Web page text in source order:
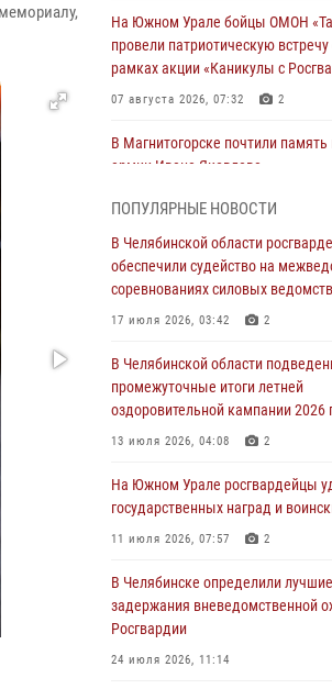
На Южном Урале бойцы ОМОН
провели патриотическую
рамках акции «Каникулы с
07 августа 2026, 07:32 2
В Магнитогорске почтили память
армии Ивана Яковлева
В Магнитогорске сотрудники
задержали рецидивиста за
из супермаркета
05 августа 2026, 06:06
На Южном Урале спецназ
военно-полевые сборы для
04 августа 2026, 10:03 1
воров в Челябинске
04 августа 2026, 10:00
задержали подозреваемого в
убийства
03 августа 2026, 11:41
ПОПУЛЯРНЫЕ НОВОСТИ
В Челябинской области
обеспечили судейство на
соревнованиях силовых ведомств
17 июля 2026, 03:42 2
В Челябинской области
промежуточные итоги летней
оздоровительной кампании 2026
13 июля 2026, 04:08 2
На Южном Урале росгвардейцы
государственных наград и
11 июля 2026, 07:57 2
В Челябинске определили
задержания вневедомственной
Росгвардии
24 июля 2026, 11:14